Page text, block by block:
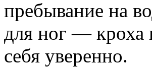
пребывание на
для ног — кроха
себя уверенно.